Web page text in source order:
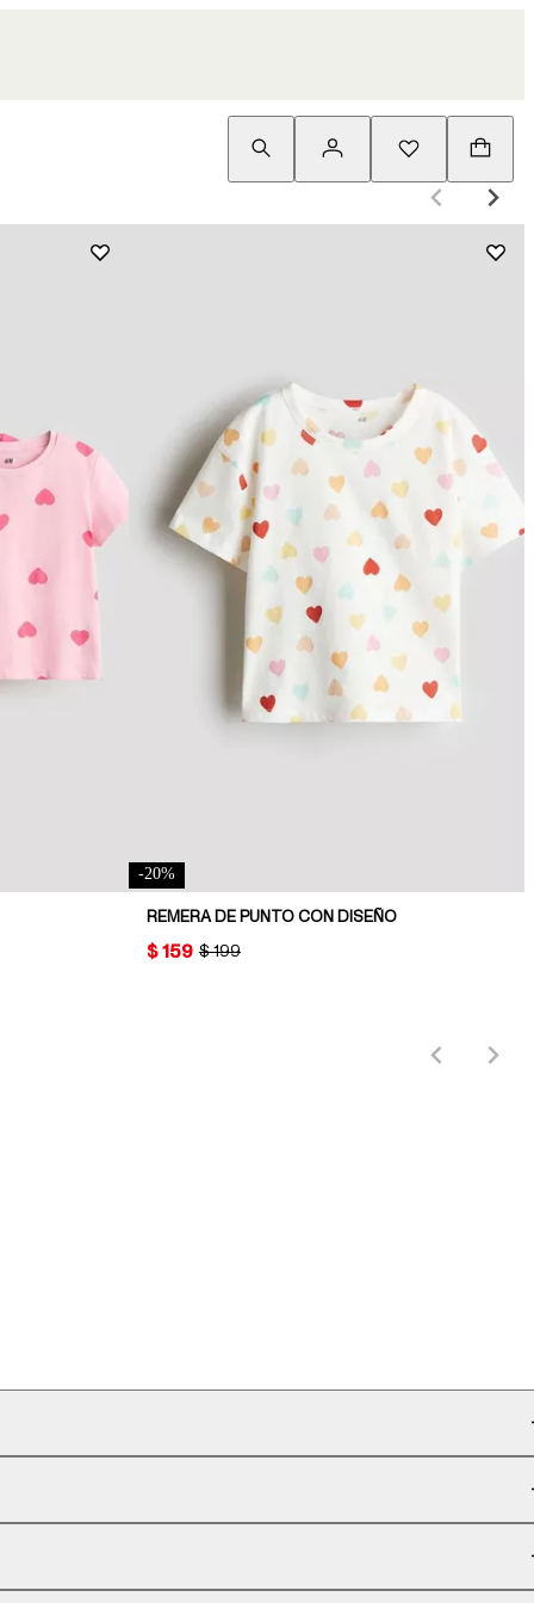
-20%
REMERA DE PUNTO CON DISEÑO
ORIGINAL PRICE:
$ 199
PRICE:
$ 159